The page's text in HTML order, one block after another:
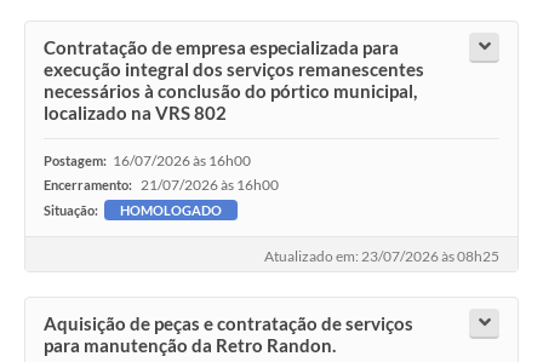
Contratação de empresa especializada para
execução integral dos serviços remanescentes
necessários à conclusão do pórtico municipal,
localizado na VRS 802
Postagem: 16/07/2026 às 16h00
Encerramento: 21/07/2026 às 16h00
Situação: HOMOLOGADO
Atualizado em: 23/07/2026 às 08h25
Aquisição de peças e contratação de serviços
para manutenção da Retro Randon.